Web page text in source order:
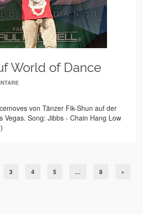
World of Dance
von Tänzer Fik-Shun auf der
Vegas. Song: Jibbs - Chain Hang Low
3 4 5 … 8 »